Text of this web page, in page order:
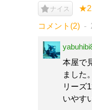
ナイス
コメント(2)
本屋で
ました
リーズ
いやす